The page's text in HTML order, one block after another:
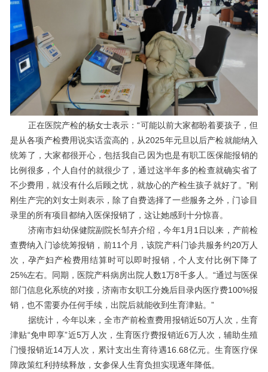
正在医院产检的杨女士表示：“可能以前大家都盼着要孩子，但
是从各项产检费用说实话蛮高的，从2025年元旦以后产检就能纳入
统筹了，大家都很开心，包括我自己因为也是有职工医保能报销的
比例很多，个人自付的就很少了，通过这半年多的检查就确实省了
不少费用，就没有什么后顾之忧，就放心的产检生孩子就好了。”刚
刚生产完的刘女士则表示，除了自费选择了一些服务之外，门诊目
录里的所有项目都纳入医保报销了，这让她感到十分惊喜。
济南市妇幼保健院副院长邹卉介绍，今年1月1日以来，产前检
查费纳入门诊统筹报销，前11个月，该院产科门诊共服务约20万人
次，孕产妇产检费用结算时可以即时报销，个人支付比例下降了
25%左右。同期，医院产科病房出院人数1万8千多人。“通过与医保
部门信息化系统的对接，济南市女职工分娩后目录内医疗费100%报
销，也不需要办任何手续，出院后就能收到生育津贴。”
据统计，今年以来，全市产前检查费用报销近50万人次，生育
津贴“免申即享”近5万人次，生育医疗费报销近6万人次，辅助生殖
门慢报销近14万人次，累计支出生育待遇16.68亿元。生育医疗保
障政策红利持续释放，女参保人生育负担实现逐年降低。